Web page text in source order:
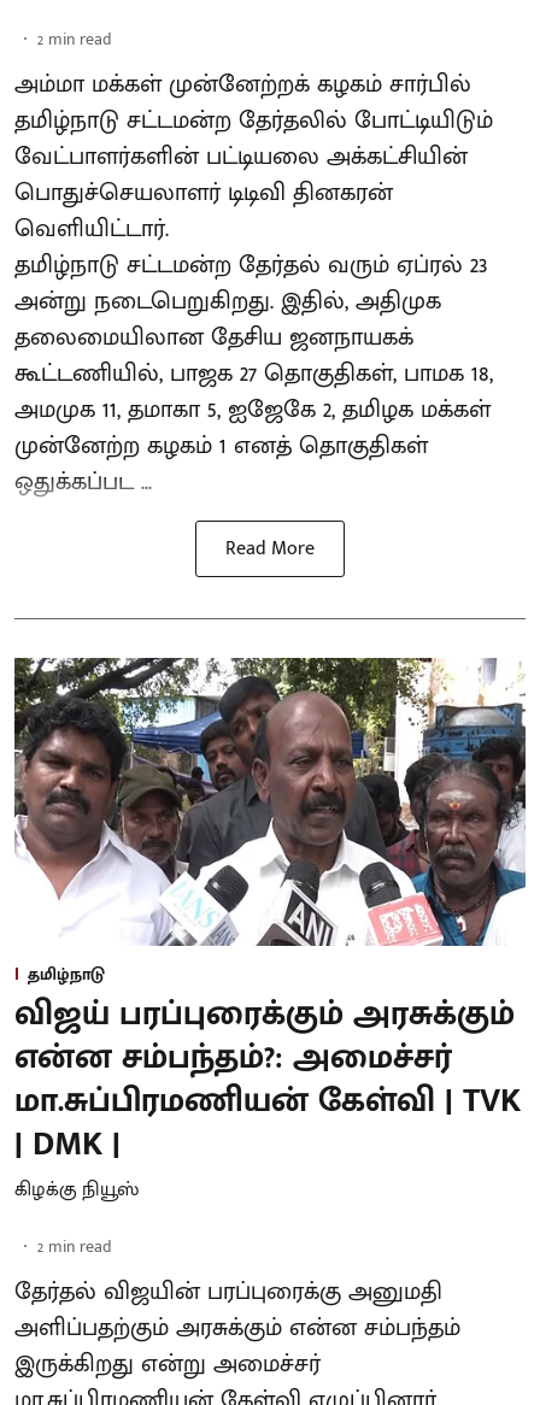
2 min read
அம்மா மக்கள் முன்னேற்றக் கழகம் சார்பில்
தமிழ்நாடு சட்டமன்ற தேர்தலில் போட்டியிடும்
வேட்பாளர்களின் பட்டியலை அக்கட்சியின்
பொதுச்செயலாளர் டிடிவி தினகரன்
வெளியிட்டார்.
தமிழ்நாடு சட்டமன்ற தேர்தல் வரும் ஏப்ரல் 23
அன்று நடைபெறுகிறது. இதில், அதிமுக
தலைமையிலான தேசிய ஜனநாயகக்
கூட்டணியில், பாஜக 27 தொகுதிகள், பாமக 18,
அமமுக 11, தமாகா 5, ஐஜேகே 2, தமிழக மக்கள்
முன்னேற்ற கழகம் 1 எனத் தொகுதிகள்
ஒதுக்கப்பட ...
Read More
தமிழ்நாடு
விஜய் பரப்புரைக்கும் அரசுக்கும்
என்ன சம்பந்தம்?: அமைச்சர்
மா.சுப்பிரமணியன் கேள்வி | TVK
| DMK |
கிழக்கு நியூஸ்
2 min read
தேர்தல் விஜயின் பரப்புரைக்கு அனுமதி
அளிப்பதற்கும் அரசுக்கும் என்ன சம்பந்தம்
இருக்கிறது என்று அமைச்சர்